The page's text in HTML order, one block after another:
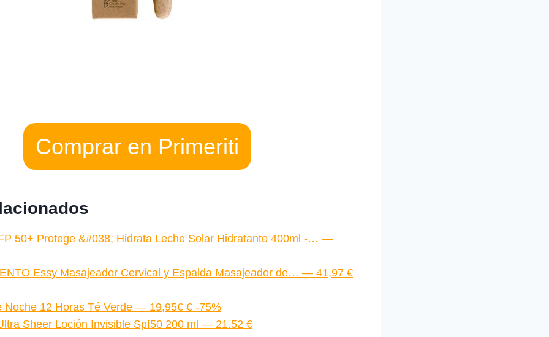
Comprar en Primeriti
50+ Protege &#038; Hidrata Leche Solar Hidratante 400ml -… —
Essy Masajeador Cervical y Espalda Masajeador de… — 41,97 €
Noche 12 Horas Té Verde — 19,95€ € -75%
Sheer Loción Invisible Spf50 200 ml — 21.52 €